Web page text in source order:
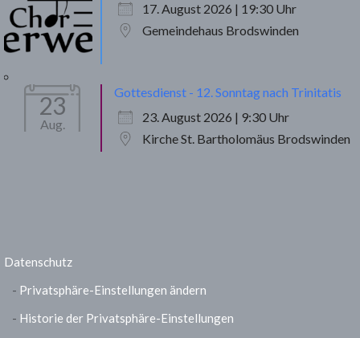
17. August 2026 | 19:30 Uhr
Gemeindehaus Brodswinden
23
Aug.
Gottesdienst - 12. Sonntag nach Trinitatis
23. August 2026 | 9:30 Uhr
Kirche St. Bartholomäus Brodswinden
Datenschutz
Privatsphäre-Einstellungen ändern
Historie der Privatsphäre-Einstellungen